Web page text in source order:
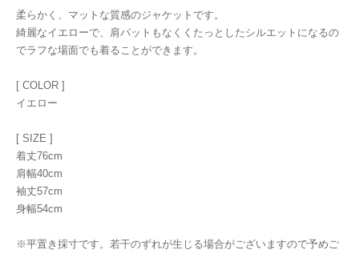
柔らかく、マットな質感のジャケットです。
綺麗なイエローで、肩パットもなくくたっとしたシルエットになるの
でラフな場面でも着ることができます。
[ COLOR ]
イエロー
[ SIZE ]
着丈76cm
肩幅40cm
袖丈57cm
身幅54cm
※平置き採寸です。若干のずれが生じる場合がございますので予めご